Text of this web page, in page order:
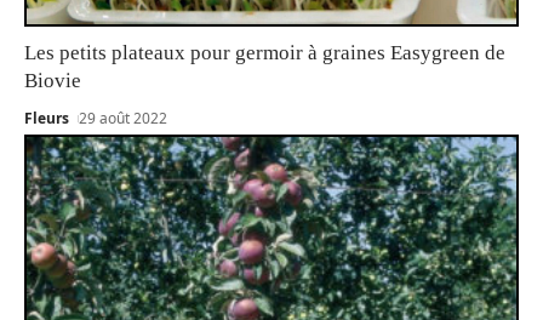
Les petits plateaux pour germoir à graines Easygreen de
Biovie
Fleurs 29 août 2022